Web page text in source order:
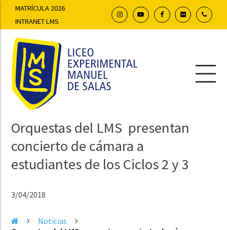
MATRÍCULA 2026
INTRANET LMS
Orquestas del LMS presentan
concierto de cámara a
estudiantes de los Ciclos 2 y 3
3/04/2018
Noticias